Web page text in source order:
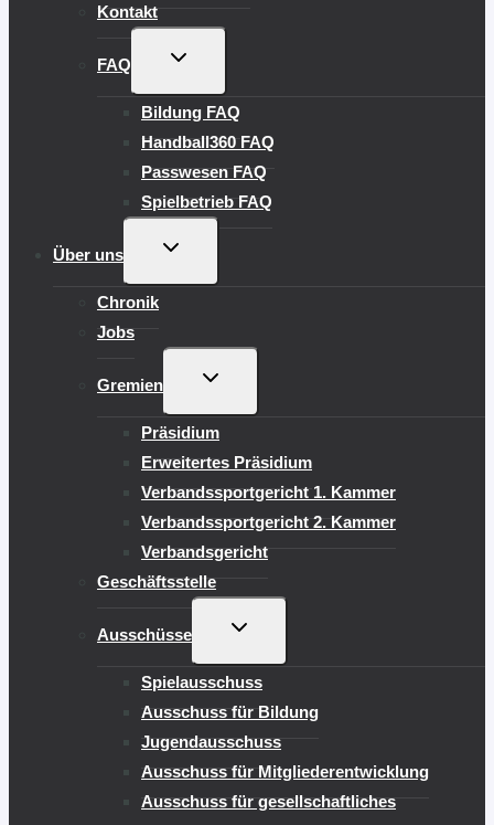
Kontakt
FAQ
UNTERMENÜ
Bildung FAQ
Handball360 FAQ
Passwesen FAQ
Spielbetrieb FAQ
Über uns
UNTERMENÜ
Chronik
Jobs
Gremien
UNTERMENÜ
Präsidium
Erweitertes Präsidium
Verbandssportgericht 1. Kammer
Verbandssportgericht 2. Kammer
Verbandsgericht
Geschäftsstelle
Ausschüsse
UNTERMENÜ
Spielausschuss
Ausschuss für Bildung
Jugendausschuss
Ausschuss für Mitgliederentwicklung
Ausschuss für gesellschaftliches